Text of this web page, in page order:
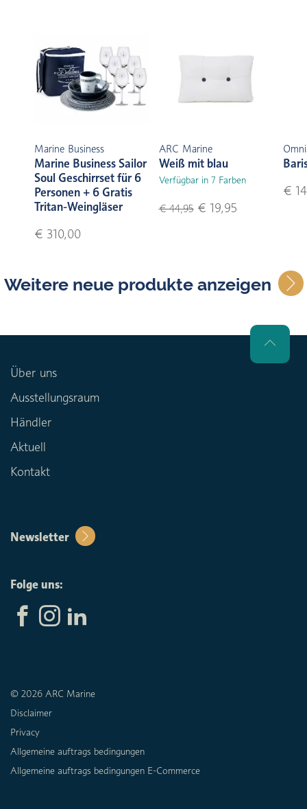
Marine Business
Marine Business Sailor
Soul Geschirrset für 6
Personen + 6 Gratis
Tritan-Weingläser
€ 310,00
ARC Marine
Weiß mit blau
Verfügbar in 7 Farben
€ 44,95€ 19,95
€
Weitere neue produkte anzeigen
Über uns
Ausstellungsraum
Händler
Aktuell
Kontakt
Newsletter
Folge uns:
© 2026 ARC Marine
Disclaimer
Privacy
Allgemeine auftrags bedingungen
Allgemeine auftrags bedingungen E-Commerce